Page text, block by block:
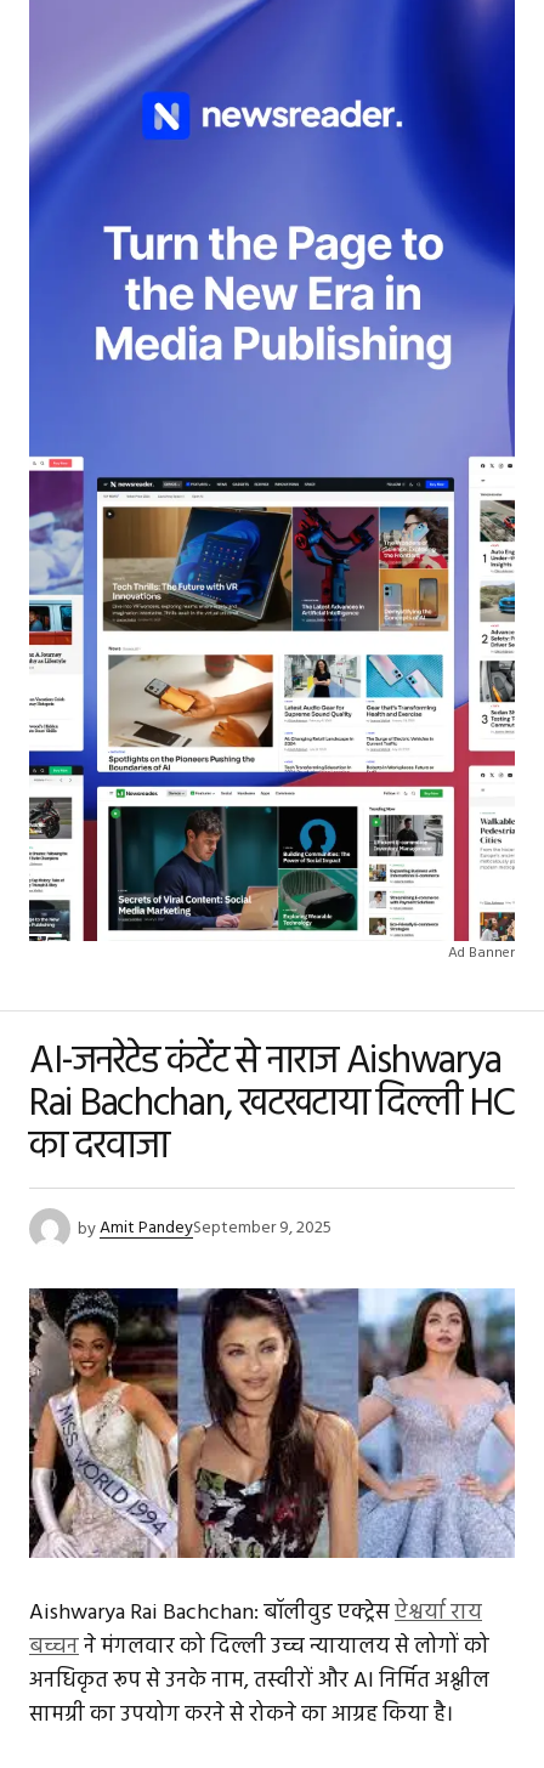
Ad Banner
AI-जनरेटेड कंटेंट से नाराज Aishwarya
Rai Bachchan, खटखटाया दिल्ली HC
का दरवाजा
byAmit PandeySeptember 9, 2025
Aishwarya Rai Bachchan: बॉलीवुड एक्ट्रेसऐश्वर्या राय
बच्चनने मंगलवार को दिल्ली उच्च न्यायालय से लोगों को
अनधिकृत रूप से उनके नाम, तस्वीरों और AI निर्मित अश्लील
सामग्री का उपयोग करने से रोकने का आग्रह किया है।